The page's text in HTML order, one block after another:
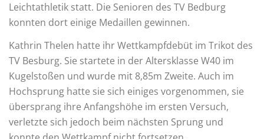
Leichtathletik statt. Die Senioren des TV Bedburg
konnten dort einige Medaillen gewinnen.
Kathrin Thelen hatte ihr Wettkampfdebüt im Trikot des
TV Besburg. Sie startete in der Altersklasse W40 im
Kugelstoßen und wurde mit 8,85m Zweite. Auch im
Hochsprung hatte sie sich einiges vorgenommen, sie
übersprang ihre Anfangshöhe im ersten Versuch,
verletzte sich jedoch beim nächsten Sprung und